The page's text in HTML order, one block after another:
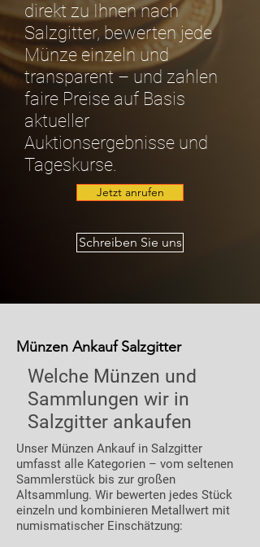
direkt zu Ihnen nach
Salzgitter, bewerten jede
Münze einzeln und
transparent – und zahlen
faire Preise auf Basis
aktueller
Auktionsergebnisse und
Tageskurse.
Jetzt anrufen
Schreiben Sie uns
Münzen Ankauf Salzgitter
Welche Münzen und
Sammlungen wir in
Salzgitter ankaufen
Unser Münzen Ankauf in Salzgitter
umfasst alle Kategorien – vom seltenen
Sammlerstück bis zur großen
Altsammlung. Wir bewerten jedes Stück
einzeln und kombinieren Metallwert mit
numismatischer Einschätzung: